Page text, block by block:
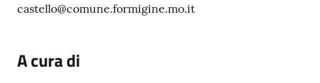
castello@comune.formigine.mo.it
A cura di